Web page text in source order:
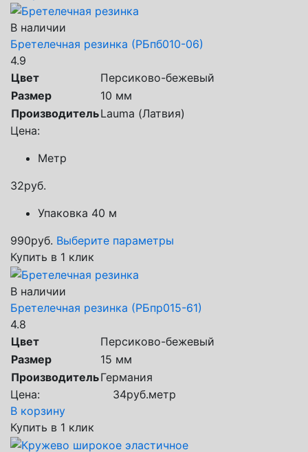
В наличии
Бретелечная резинка (РБпб010-06)
4.9
Цвет
Персиково-бежевый
Размер
10 мм
ПроизводительLauma (Латвия)
Цена:
Метр
32руб.
Упаковка 40 м
990руб. Выберите параметры
Купить в 1 клик
В наличии
Бретелечная резинка (РБпр015-61)
4.8
Цвет
Персиково-бежевый
Размер
15 мм
ПроизводительГермания
Цена:
34руб.метр
В корзину
Купить в 1 клик